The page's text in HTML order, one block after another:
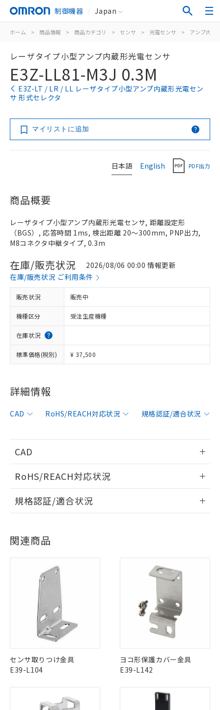
制御機器 Japan
ホーム > 商品情報 > 商品カテゴリ > センサ > 光電センサ > アンプ内蔵
レーザタイプ小型アンプ内蔵形光電センサ
E3Z-LL81-M3J 0.3M
E3Z-LT / LR / LL レーザタイプ小型アンプ内蔵形光電セン
サ 形式セレクタ
マイリストに追加
日本語 English PDF出力
商品概要
レーザタイプ小型アンプ内蔵形光電センサ, 距離設定形
（BGS）, 応答時間 1ms, 検出距離 20～300mm, PNP出力,
M8コネクタ中継タイプ, 0.3m
在庫/販売状況
2026/08/06 00:00 情報更新
在庫/販売状況 ご利用条件
販売状況 販売中
機種区分 受注生産機種
在庫状況
標準価格(税別) ¥ 37,500
詳細情報
CAD RoHS/REACH対応状況 規格認証/適合状況
CAD
ログイン/会員登録いただくと、CADデータをダウンロー
ドすることができます。
ダウンロードデータをご利用いただく前に、以下を必ずお読
みください。
ソフトウェアの使用条件
RoHS/REACH対応状況
EU RoHS 注意事項・凡例
対応状況 ※1
対応済み
中国 RoHS 注意事項・凡例
中国 RoHS表※1 ※2
規格認証/適合状況
No
LR型式承認
（イギリス
船舶規格）
BV型式承認
（フランス
船舶規格）
No
その他の認証はこちらのページからご検索ください
関連商品
センサ取りつけ金具
E39-L104
ヨコ形保護カバー金具
E39-L142